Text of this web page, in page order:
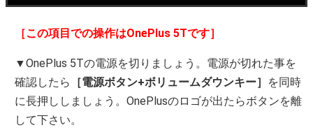
［この項目での操作はOnePlus 5Tです］
▼OnePlus 5Tの電源を切りましょう。電源が切れた事を
確認したら
［電源ボタン+ボリュームダウンキー］ を同時
に長押ししましょう。OnePlusのロゴが出たらボタンを離
して下さい。